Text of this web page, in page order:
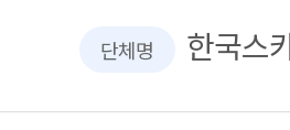
단체명 한국스